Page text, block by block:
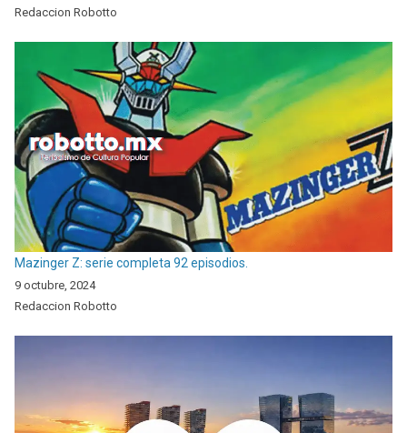
Redaccion Robotto
Mazinger Z: serie completa 92 episodios.
9 octubre, 2024
Redaccion Robotto